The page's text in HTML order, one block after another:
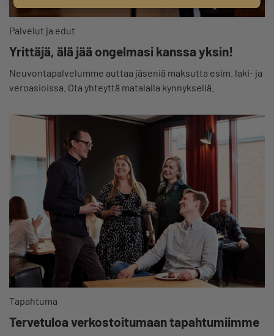
Palvelut ja edut
Yrittäjä, älä jää ongelmasi kanssa yksin!
Neuvontapalvelumme auttaa jäseniä maksutta esim. laki- ja
veroasioissa. Ota yhteyttä matalalla kynnyksellä.
Tapahtuma
Tervetuloa verkostoitumaan tapahtumiimme